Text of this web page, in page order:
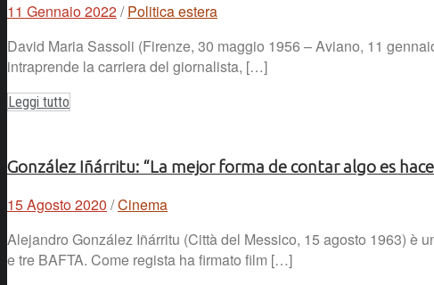
11 Gennaio 2022/ Politica estera
David Maria Sassoli (Firenze, 30 maggio 1956 – Aviano, 11
intraprende la carriera del giornalista, […]
Leggi tutto
González Iñárritu: “La mejor forma de contar algo es
15 Agosto 2020 /Cinema
Alejandro González Iñárritu (Città del Messico, 15 agosto 1963) è
e tre BAFTA. Come regista ha firmato film […]